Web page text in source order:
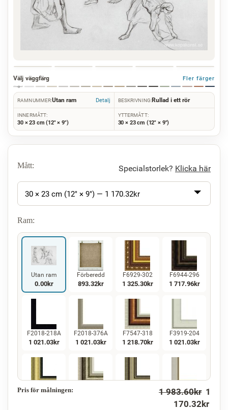
Välj väggfärg Fler färger
RAMNUMMER:Utan ram Detalj BESKRIVNING:Rullad i ett rör
INNERMÅTT:
30 × 23 cm (12" × 9")
YTTERMÅTT:
30 × 23 cm (12" × 9")
Mått: Specialstorlek? Klicka här
30 × 23 cm (12" × 9") — 1 170.32kr
Ram:
Utan ram
0.00kr
Förberedd
893.32kr
F6929-302
1 325.30kr
F6944-296
1 717.96kr
F2018-218A
1 021.03kr
F2018-376A
1 021.03kr
F7547-318
1 218.70kr
F3919-204
1 021.03kr
F5130-234 F3013-236
1 084.60kr
Pris för målningen: 1 983.60kr 1
170.32kr